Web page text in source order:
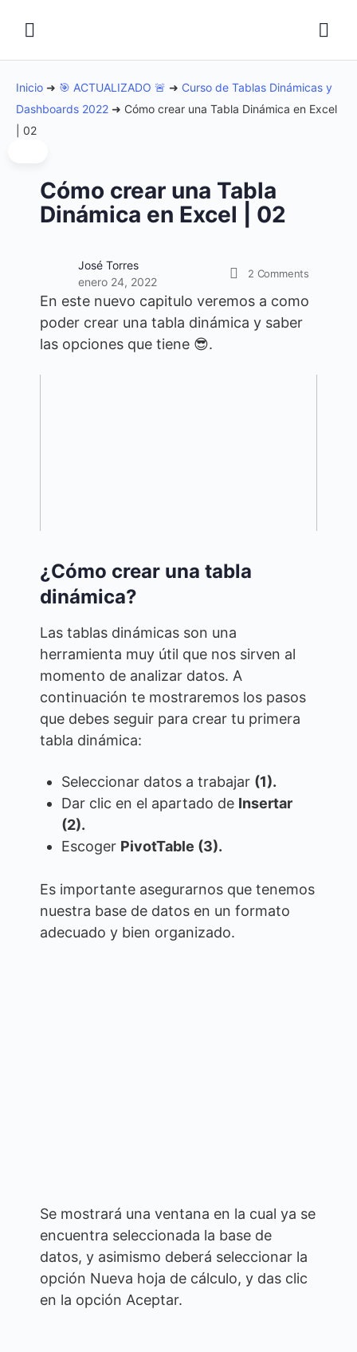
Inicio ➜ 🎯 ACTUALIZADO 🚨 ➜ Curso de Tablas Dinámicas y
Dashboards 2022 ➜ Cómo crear una Tabla Dinámica en Excel
| 02
Cómo crear una Tabla
Dinámica en Excel | 02
José Torres
enero 24, 2022
2 Comments
En este nuevo capitulo veremos a como
poder crear una tabla dinámica y saber
las opciones que tiene 😎.
¿Cómo crear una tabla
dinámica?
Las tablas dinámicas son una
herramienta muy útil que nos sirven al
momento de analizar datos. A
continuación te mostraremos los pasos
que debes seguir para crear tu primera
tabla dinámica:
Seleccionar datos a trabajar (1).
Dar clic en el apartado de Insertar
(2).
Escoger PivotTable (3).
Es importante asegurarnos que tenemos
nuestra base de datos en un formato
adecuado y bien organizado.
Se mostrará una ventana en la cual ya se
encuentra seleccionada la base de
datos, y asimismo deberá seleccionar la
opción Nueva hoja de cálculo, y das clic
en la opción Aceptar.